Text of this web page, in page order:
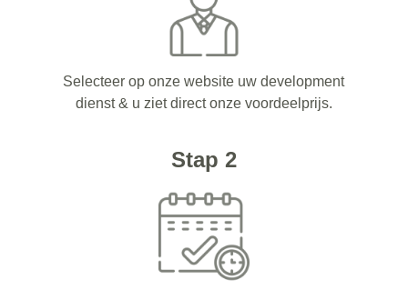
Selecteer op onze website uw development
dienst & u ziet direct onze voordeelprijs.
Stap 2